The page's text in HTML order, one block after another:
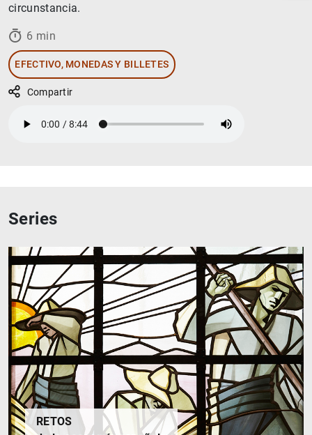
circunstancia.
6 min
EFECTIVO, MONEDAS Y BILLETES
Compartir
Series
RETOS